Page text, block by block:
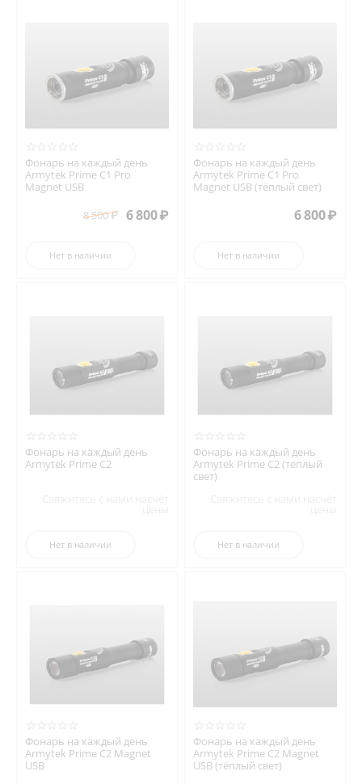
Фонарь на каждый день
Armytek Prime C1 Pro
Magnet USB
8 500₽ 6 800₽
Нет в наличии
Фонарь на каждый день
Armytek Prime C1 Pro
Magnet USB (тёплый свет)
6 800₽
Нет в наличии
Фонарь на каждый день
Armytek Prime C2
Нет в наличии
Фонарь на каждый день
Armytek Prime C2 (тёплый
свет)
Нет в наличии
Фонарь на каждый день
Armytek Prime C2 Magnet
USB
Фонарь на каждый день
Armytek Prime C2 Magnet
USB (тёплый свет)